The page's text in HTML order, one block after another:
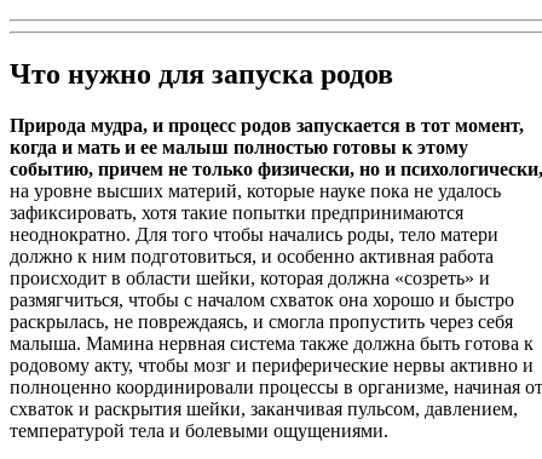
Что нужно для запуска родов
Природа мудра, и процесс родов запускается в тот момент,
когда и мать и ее малыш полностью готовы к этому
событию, причем не только физически, но и психологически,
на уровне высших материй, которые науке пока не удалось
зафиксировать, хотя такие попытки предпринимаются
неоднократно. Для того чтобы начались роды, тело матери
должно к ним подготовиться, и особенно активная работа
происходит в области шейки, которая должна «созреть» и
размягчиться, чтобы с началом схваток она хорошо и быстро
раскрылась, не повреждаясь, и смогла пропустить через себя
малыша. Мамина нервная система также должна быть готова к
родовому акту, чтобы мозг и периферические нервы активно и
полноценно координировали процессы в организме, начиная от
схваток и раскрытия шейки, заканчивая пульсом, давлением,
температурой тела и болевыми ощущениями.